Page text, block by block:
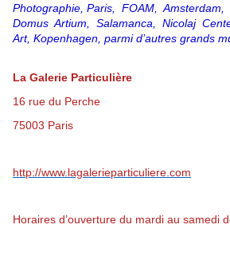
Photographie, Paris, FOAM,
Domus Artium, Salamanca, Nicolaj
Art, Kopenhagen, parmi d’autres grands
La Galerie Particulière
16 rue du Perche
75003 Paris
http://www.lagalerieparticuliere.com
Horaires d’ouverture du mardi au samedi